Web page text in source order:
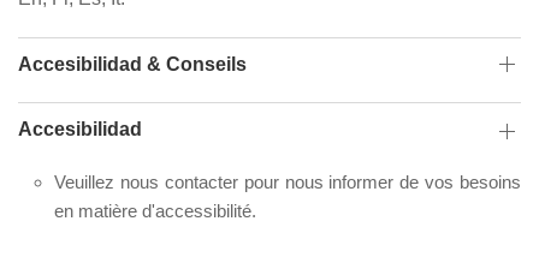
Accesibilidad & Conseils
Accesibilidad
Veuillez nous contacter pour nous informer de vos besoins
en matière d'accessibilité.